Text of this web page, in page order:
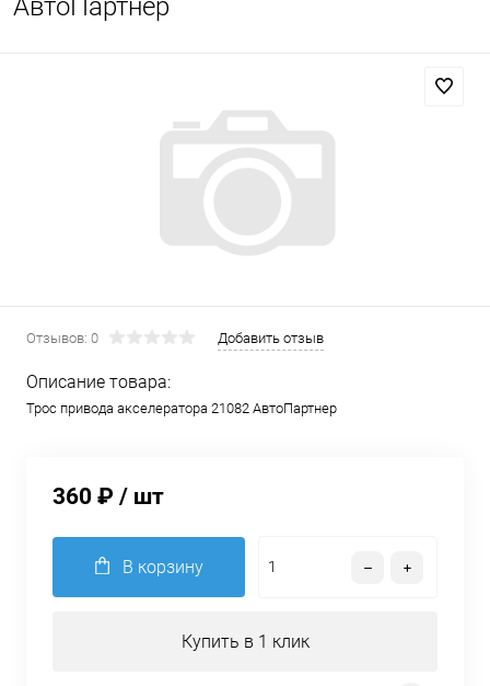
АвтоПартнер
Отзывов: 0 Добавить отзыв
Описание товара:
Трос привода акселератора 21082 АвтоПартнер
360 ₽ / шт
В корзину
Купить в 1 клик